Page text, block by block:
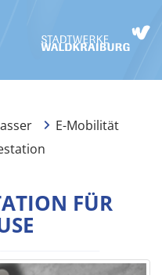
E-Mobilität
FÜR